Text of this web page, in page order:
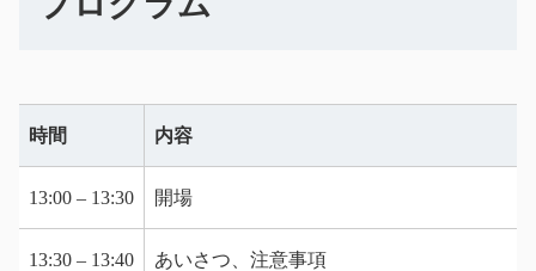
時間 内容
13:00 – 13:30 開場
13:30 – 13:40 あいさつ、注意事項